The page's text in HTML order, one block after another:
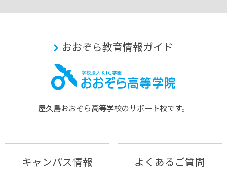
おおぞら教育情報ガイド
屋久島おおぞら⾼等学校のサポート校です。
キャンパス情報 よくあるご質問